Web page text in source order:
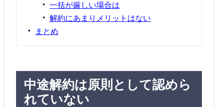
一括が厳しい場合は
解約にあまりメリットはない
まとめ
中途解約は原則として認めら
れていない